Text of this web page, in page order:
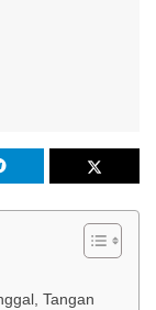
Tangan